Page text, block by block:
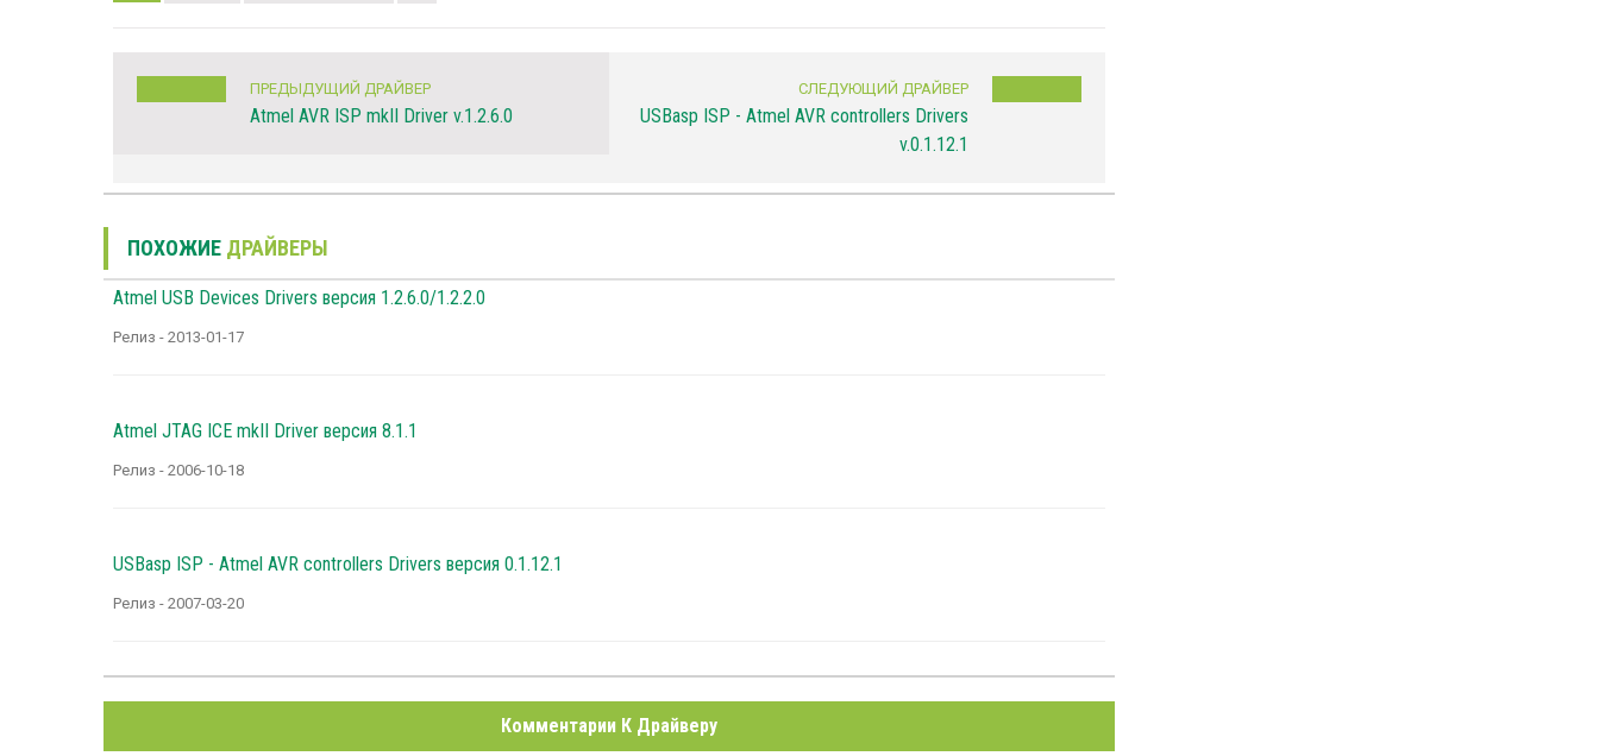
ПРЕДЫДУЩИЙ ДРАЙВЕР
Atmel AVR ISP mkII Driver v.1.2.6.0
СЛЕДУЮЩИЙ ДРАЙВЕР
USBasp ISP - Atmel AVR controllers Drivers
v.0.1.12.1
ПОХОЖИЕ ДРАЙВЕРЫ
Atmel USB Devices Drivers версия 1.2.6.0/1.2.2.0
Релиз - 2013-01-17
Atmel JTAG ICE mkII Driver версия 8.1.1
Релиз - 2006-10-18
USBasp ISP - Atmel AVR controllers Drivers версия 0.1.12.1
Релиз - 2007-03-20
Комментарии К Драйверу